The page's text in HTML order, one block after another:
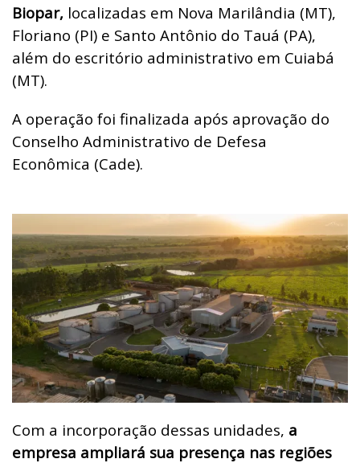
Biopar, localizadas em Nova Marilândia (MT),
Floriano (PI) e Santo Antônio do Tauá (PA),
além do escritório administrativo em Cuiabá
(MT).
A operação foi finalizada após aprovação do
Conselho Administrativo de Defesa
Econômica (Cade).
Com a incorporação dessas unidades, a
empresa ampliará sua presença nas regiões